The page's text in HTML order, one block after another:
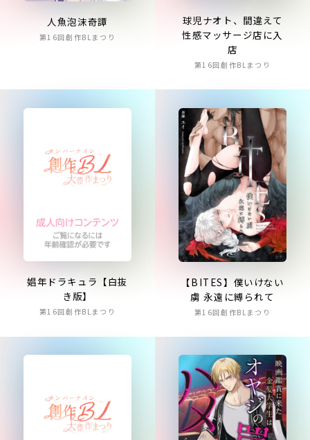
人魚泡沫奇譚
第16回創作BLまつり
球児ナオト、間違えて
性感マッサージ店に入
店
第16回創作BLまつり
娼年ドラキュラ【白抜
き版】
第16回創作BLまつり
【BITES】僕いけない
虜 永遠に縛られて
第16回創作BLまつり